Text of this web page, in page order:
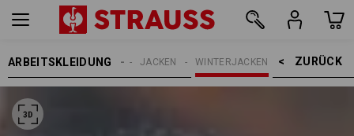
ARBEITSKLEIDUNG ZURÜCK    >
WINTERJACKEN
JACKEN
DAMEN